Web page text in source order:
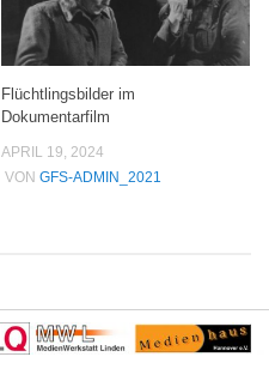
Flüchtlingsbilder im
Dokumentarfilm
APRIL 19, 2024
VON GFS-ADMIN_2021